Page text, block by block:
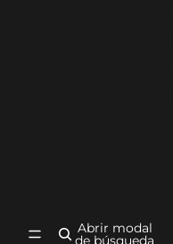
Abrir modal
de búsqueda